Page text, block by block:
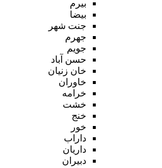
بیرم
بیضا
جنت شهر
جهرم
جویم
حسن آباد
خان زنیان
خاوران
خرامه
خشت
خنج
خور
داراب
داریان
دبیران